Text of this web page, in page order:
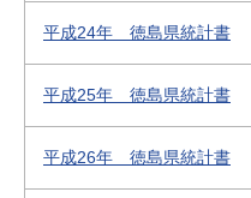
平成24年 徳島県統計書
平成25年 徳島県統計書
平成26年 徳島県統計書